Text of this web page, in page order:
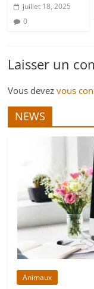
juillet 18, 2025
0
Laisser un
Vous devezvous
NEWS
Animaux